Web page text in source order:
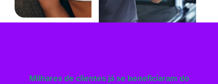
Milhares de clientes já se beneficiaram do